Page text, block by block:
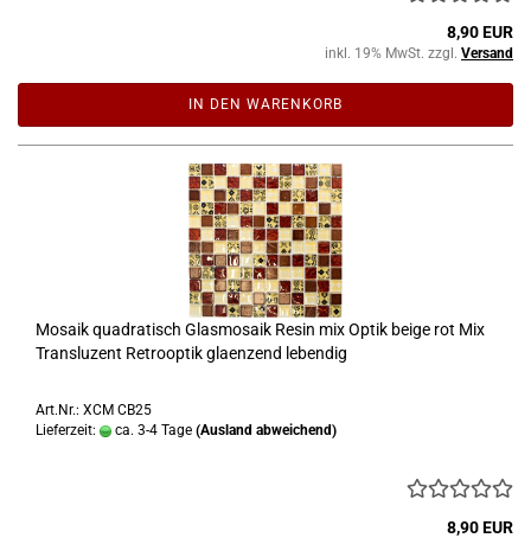
8,90 EUR
inkl. 19% MwSt. zzgl. Versand
IN DEN WARENKORB
Mosaik quadratisch Glasmosaik Resin mix Optik beige rot Mix
Transluzent Retrooptik glaenzend lebendig
Art.Nr.: XCM CB25
Lieferzeit:
ca. 3-4 Tage (Ausland abweichend)
8,90 EUR